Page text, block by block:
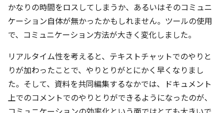
かなりの時間をロスしてしまうか、あるいはそのコミュニ
ケーション自体が無かったかもしれません。ツールの使用
で、コミュニケーション方法が大きく変化しました。
リアルタイム性を考えると、テキストチャットでのやりと
りが加わったことで、やりとりがとにかく早くなりまし
た。そして、資料を共同編集するなかでは、ドキュメント
上でのコメントでのやりとりができるようになったのが、